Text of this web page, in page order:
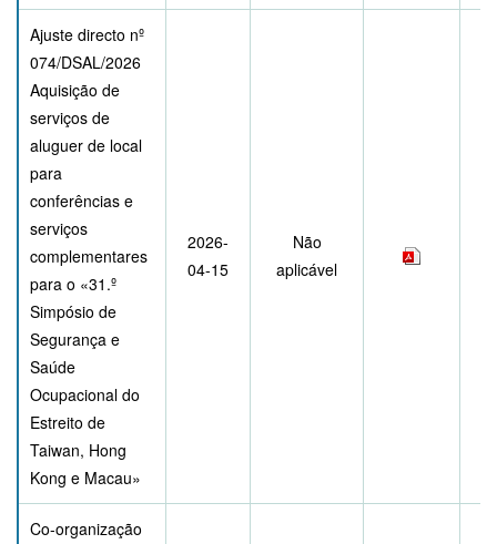
Ajuste directo nº
074/DSAL/2026
Aquisição de
serviços de
aluguer de local
para
conferências e
serviços
complementares
para o «31.º
Simpósio de
Segurança e
Saúde
Ocupacional do
Estreito de
Taiwan, Hong
Kong e Macau»
2026-
04-15
Não
aplicável
Co-organização